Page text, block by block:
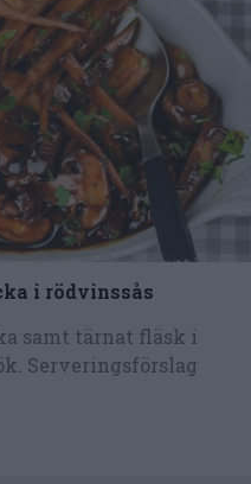
i rödvinssås
samt tärnat fläsk i
Serveringsförslag